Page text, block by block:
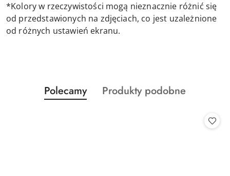
*Kolory w rzeczywistości mogą nieznacznie różnić się
od przedstawionych na zdjęciach, co jest uzależnione
od różnych ustawień ekranu.
Pomiń karuzelę produktów
Produkty
o
Polecamy
Produkty
Produkty podobne